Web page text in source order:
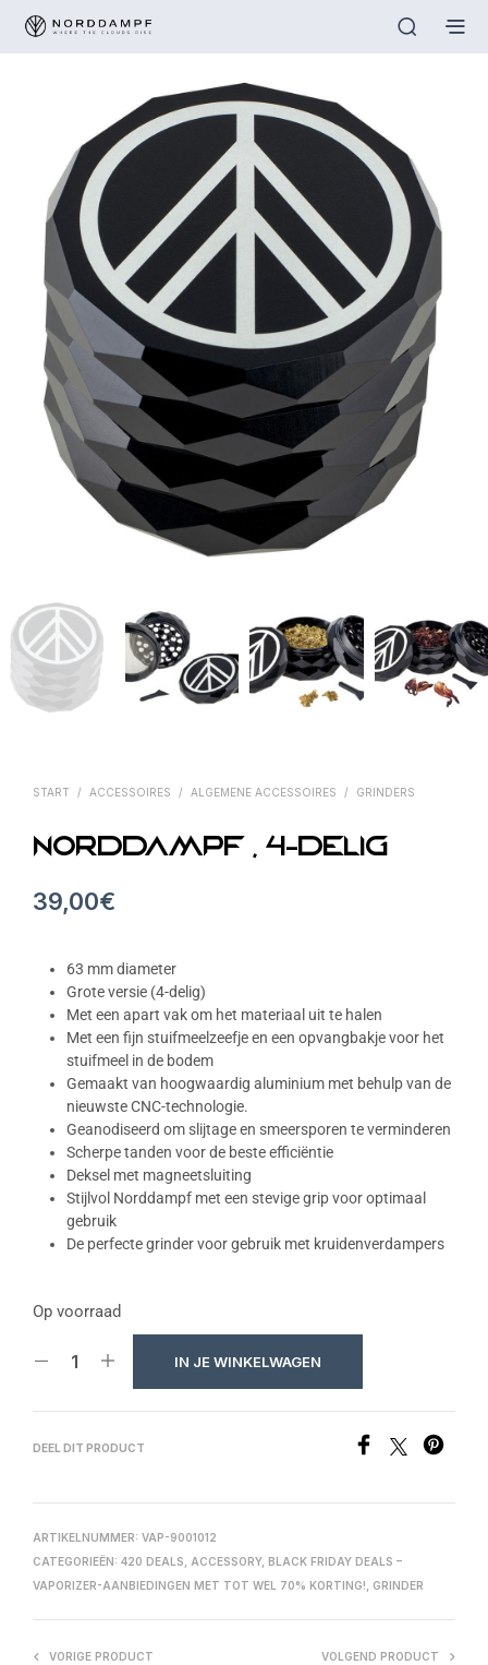
START / ACCESSOIRES / ALGEMENE ACCESSOIRES / GRINDERS
Norddampf , 4-delig
39,00€
63 mm diameter
Grote versie (4-delig)
Met een apart vak om het materiaal uit te halen
Met een fijn stuifmeelzeefje en een opvangbakje voor het
stuifmeel in de bodem
Gemaakt van hoogwaardig aluminium met behulp van de
nieuwste CNC-technologie.
Geanodiseerd om slijtage en smeersporen te verminderen
Scherpe tanden voor de beste efficiëntie
Deksel met magneetsluiting
Stijlvol Norddampf met een stevige grip voor optimaal
gebruik
De perfecte grinder voor gebruik met kruidenverdampers
Op voorraad
IN JE WINKELWAGEN
DEEL DIT PRODUCT
ARTIKELNUMMER: VAP-9001012
CATEGORIEËN: 420 DEALS ACCESSORY, BLACK FRIDAY DEALS –
VAPORIZER-AANBIEDINGEN MET TOT WEL 70% KORTING!
GRINDER
VORIGE PRODUCT VOLGEND PRODUCT